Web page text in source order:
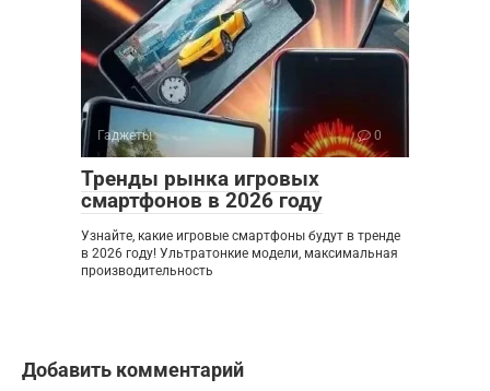
Гаджеты 0
Тренды рынка игровых
смартфонов в 2026 году
Узнайте, какие игровые смартфоны будут в тренде
в 2026 году! Ультратонкие модели, максимальная
производительность
Добавить комментарий